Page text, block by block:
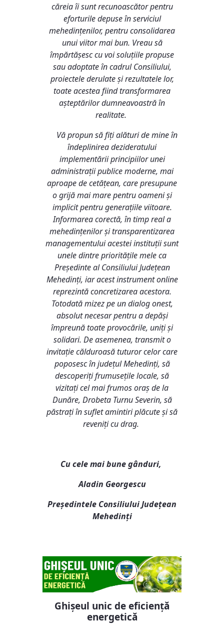
căreia îi sunt recunoascător pentru
eforturile depuse în serviciul
mehedințenilor, pentru consolidarea
unui viitor mai bun. Vreau să
împărtășesc cu voi soluțiile propuse
sau adoptate în cadrul Consiliului,
proiectele derulate și rezultatele lor,
toate acestea fiind transformarea
așteptărilor dumneavoastră în
realitate.
Vă propun să fiți alături de mine în
îndeplinirea dezideratului
implementării principiilor unei
administrații publice moderne, mai
aproape de cetățean, care presupune
o grijă mai mare pentru oameni și
implicit pentru generațiile viitoare.
Informarea corectă, în timp real a
mehedințenilor și transparentizarea
managementului acestei instituții sunt
unele dintre prioritățile mele ca
Președinte al Consiliului Județean
Mehedinți, iar acest instrument online
reprezintă concretizarea acestora.
Totodată mizez pe un dialog onest,
absolut necesar pentru a depăși
împreună toate provocările, uniți și
solidari. De asemenea, transmit o
invitație călduroasă tuturor celor care
poposesc în județul Mehedinți, să
descoperiți frumusețile locale, să
vizitați cel mai frumos oraș de la
Dunăre, Drobeta Turnu Severin, să
păstrați în suflet amintiri plăcute și să
reveniți cu drag.
Cu cele mai bune gânduri,
Aladin Georgescu
Președintele Consiliului Județean
Mehedinți
Ghișeul unic de eficiență
energetică